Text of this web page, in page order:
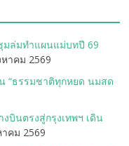
มล่มทำแผนแม่บทปี 69
าคม 2569
“ธรรมชาติทุกหยด นมสด
บินตรงสู่กรุงเทพฯ เดิน
คม 2569